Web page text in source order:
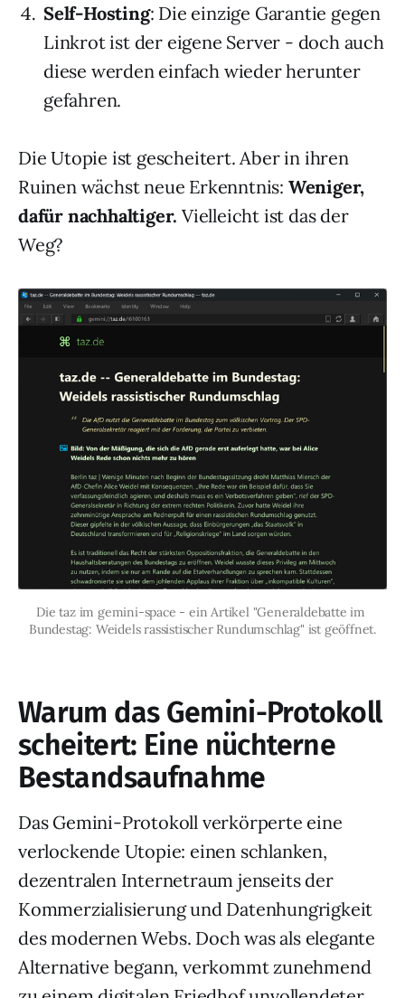
Self-Hosting: Die einzige Garantie gegen
Linkrot ist der eigene Server - doch auch
diese werden einfach wieder herunter
gefahren.
Die Utopie ist gescheitert. Aber in ihren
Ruinen wächst neue Erkenntnis: Weniger,
dafür nachhaltiger. Vielleicht ist das der
Weg?
Die taz im gemini-space - ein Artikel "Generaldebatte im
Bundestag: Weidels rassistischer Rundumschlag" ist geöffnet.
Warum das Gemini-Protokoll
scheitert: Eine nüchterne
Bestandsaufnahme
Das Gemini-Protokoll verkörperte eine
verlockende Utopie: einen schlanken,
dezentralen Internetraum jenseits der
Kommerzialisierung und Datenhungrigkeit
des modernen Webs. Doch was als elegante
Alternative begann, verkommt zunehmend